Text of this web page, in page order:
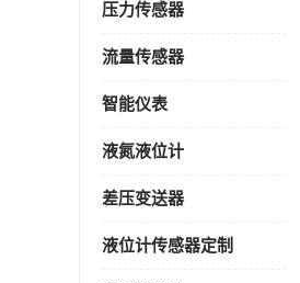
压力传感器
流量传感器
智能仪表
液氮液位计
差压变送器
液位计传感器定制